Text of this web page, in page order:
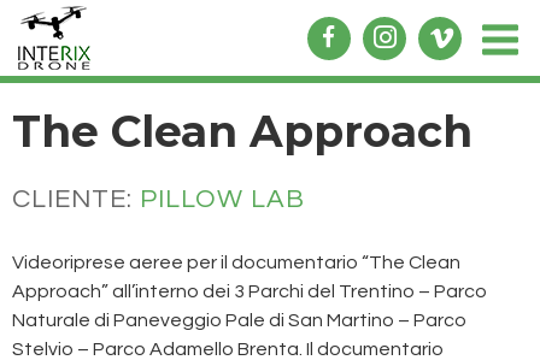
The Clean Approach
CLIENTE: PILLOW LAB
Videoriprese aeree per il documentario “The Clean
Approach” all’interno dei 3 Parchi del Trentino – Parco
Naturale di Paneveggio Pale di San Martino – Parco
Stelvio – Parco Adamello Brenta. Il documentario